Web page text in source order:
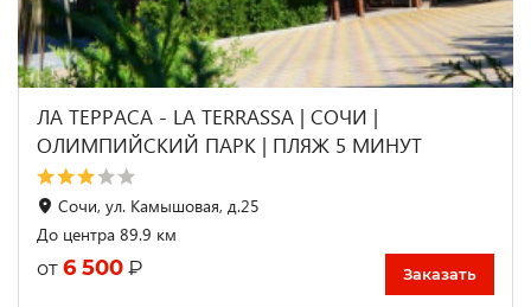
ЛА ТЕРРАСА - LA TERRASSA | СОЧИ |
ОЛИМПИЙСКИЙ ПАРК | ПЛЯЖ 5 МИНУТ
Сочи, ул. Камышовая, д.25
До центра 89.9 км
от 6 500 ₽ Заказать